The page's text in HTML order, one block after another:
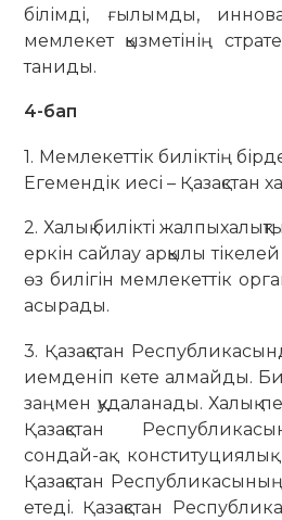
білімді, ғылымды,
мемлекет қызметінің
таниды.
4-бап
1. Мемлекеттік биліктің
Егемендік иесі – Қазақстан
2. Халық билікті
еркін сайлау арқылы тікелей
өз билігін мемлекеттік
асырады.
3. Қазақстан
иемденіп кете алмайды.
заңмен қудаланады. Халық
Қазақстан
сондай-ақ конституциялық
Қазақстан
етеді. Қазақстан